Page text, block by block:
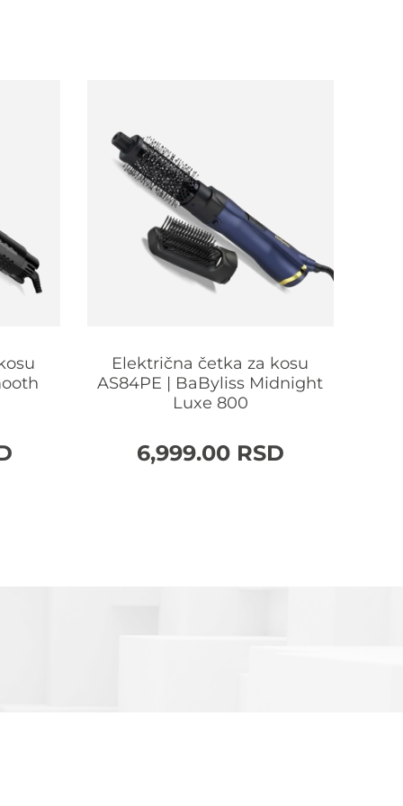
Električna četka za kosu
AS84PE | BaByliss Midnight
Luxe 800
6,999.00 RSD